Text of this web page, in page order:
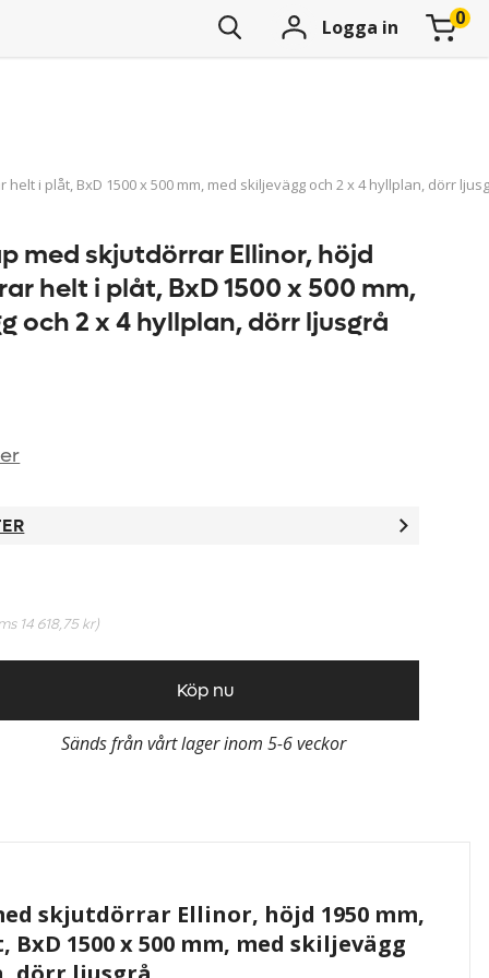
Logga in
i plåt, BxD 1500 x 500 mm, med skiljevägg och 2 x 4 hyllplan, dörr
med skjutdörrar Ellinor, höjd
helt i plåt, BxD 1500 x 500 mm,
och 2 x 4 hyllplan, dörr ljusgrå
14 618,75 kr)
Köp nu
Sänds från vårt lager inom 5-6 veckor
skjutdörrar Ellinor, höjd 1950 mm,
1500 x 500 mm, med skiljevägg